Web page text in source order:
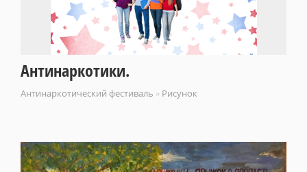
Антинаркотики.
Антинаркотический фестиваль » Рисунок